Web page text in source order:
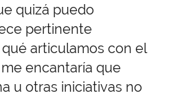
quizá puedo
pertinente
articulamos con el
encantaría que
u otras iniciativas no